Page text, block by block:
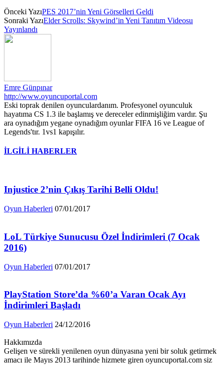
Önceki YazıPES 2017’nin Yeni Görselleri Geldi
Sonraki YazıElder Scrolls: Skywind’in Yeni Tanıtım Videosu
Yayınlandı
Emre Günpınar
http://www.oyuncuportal.com
Eski toprak denilen oyunculardanım. Profesyonel oyunculuk
hayatıma CS 1.3 ile başlamış ve dereceler edinmişliğim vardır. Şu
ara oynadığım yegane oynadığım oyunlar FIFA 16 ve League of
Legends'tır. 1vs1 kapışılır.
İLGİLİ HABERLER
Injustice 2’nin Çıkış Tarihi Belli Oldu!
Oyun Haberleri 07/01/2017
LoL Türkiye Sunucusu Özel İndirimleri (7 Ocak
2016)
Oyun Haberleri 07/01/2017
PlayStation Store’da %60’a Varan Ocak Ayı
İndirimleri Başladı
Oyun Haberleri 24/12/2016
Hakkımızda
Gelişen ve sürekli yenilenen oyun dünyasına yeni bir soluk getirmek
amacı ile Mayıs 2013 tarihinde hizmete giren oyuncuportal.com siz